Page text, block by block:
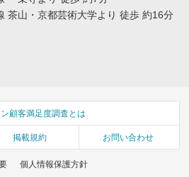
茶山・京都芸術大学より 徒歩 約16分
顧客満足度調査とは
掲載規約 お問い合わせ
個人情報保護方針